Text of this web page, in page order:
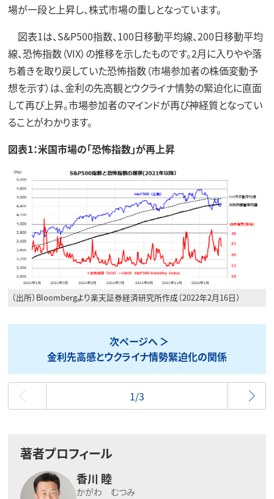
場が一段と上昇し、株式市場の重しとなっています。
図表1は、S&P500指数、100日移動平均線、200日移動平均
線、恐怖指数（VIX）の推移を示したものです。2月に入りやや落
ち着きを取り戻していた恐怖指数（市場参加者の株価変動予
想を示す）は、金利の先高観とウクライナ情勢の緊迫化に直面
して再び上昇。市場参加者のマインドが再び神経質となってい
ることがわかります。
図表1：米国市場の「恐怖指数」が再上昇
（出所）Bloombergより楽天証券経済研究所作成（2022年2月16日）
次ページへ
金利先高感とウクライナ情勢緊迫化の関係
最初
1/3
著者プロフィール
香川 睦
かがわ むつみ